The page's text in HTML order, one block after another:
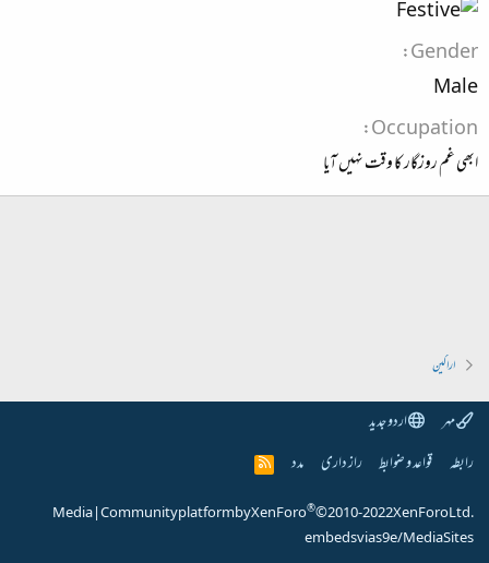
Gender
Male
Occupation
ابھی غم روزگار کا وقت نہیں آیا
اراکین
مہر
اردو جدید
رابطہ قواعد و ضوابط راز داری مدد
R
S
Community platform by XenForo®© 2010-2022 XenForo Ltd.
|
Media
embeds via s9e/MediaSites